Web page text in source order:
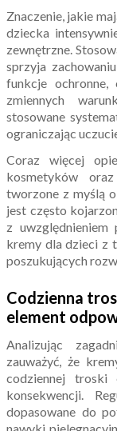
Znaczenie, jakie
dziecka
zewnętrzne.
sprzyja
funkcje
zmiennych
stosowane
ograniczając
Coraz więcej
kosmetyków
tworzone z myślą
jest często
z
kremy dla dzieci z
poszukujących
Codzienna
element
Analizując
zauważyć, że
codziennej
konsekwencji.
dopasowane do